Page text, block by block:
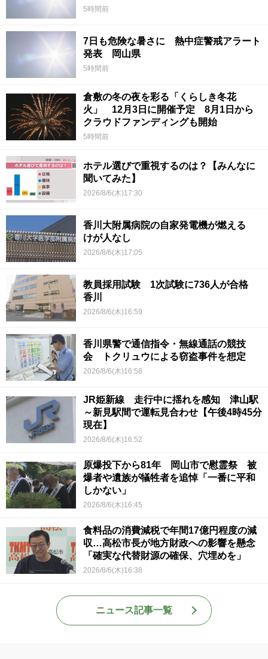
5時間前
7日も危険な暑さに 熱中症警戒アラート
発表 岡山県
5時間前
倉敷の冬の夜を彩る「くらしき冬花
火」 12月3日に開催予定 8月1日から
クラウドファンディングも開始
5時間前
ホテル選びで重視するのは？【みんなに
聞いてみた】
2026/8/6(木)17:30
香川大附属病院の自家発電機が燃える
けが人なし
2026/8/6(木)17:05
教員採用試験 1次試験に736人が合格
香川
2026/8/6(木)16:59
香川県警で通信指令・無線通話の競技
会 トクリュウによる窃盗事件を想定
2026/8/6(木)16:58
JR姫新線 走行中に揺れを感知 津山駅
～新見駅間で運転見合わせ【午後4時45分
現在】
2026/8/6(木)16:52
原爆投下から81年 岡山市で慰霊祭 被
爆者や遺族が犠牲者を追悼「一番に平和
しかない」
2026/8/6(木)16:45
食料品の消費減税で年間17億円程度の減
収…高松市長が地方財政への影響を懸念
「確実な代替財源の確保、穴埋めを」
2026/8/6(木)16:38
ニュース記事一覧